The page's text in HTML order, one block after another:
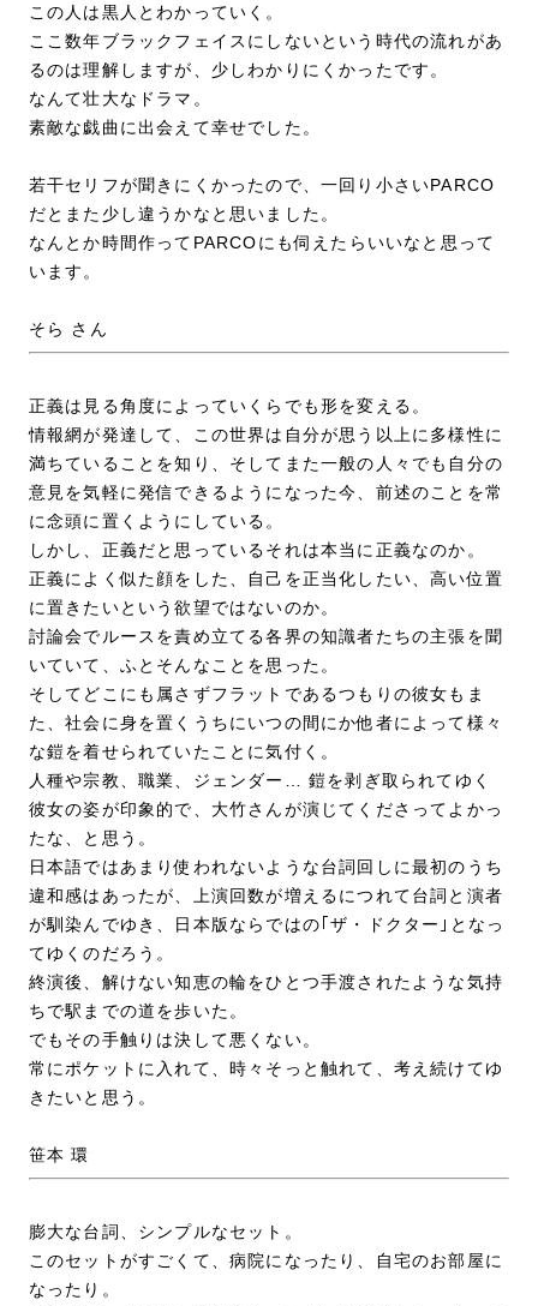
この人は黒人とわかっていく。
ここ数年ブラックフェイスにしないという時代の流れがあ
るのは理解しますが、少しわかりにくかったです。
なんて壮大なドラマ。
素敵な戯曲に出会えて幸せでした。
若干セリフが聞きにくかったので、一回り小さいPARCO
だとまた少し違うかなと思いました。
なんとか時間作ってPARCOにも伺えたらいいなと思って
います。
そら さん
正義は見る角度によっていくらでも形を変える。
情報網が発達して、この世界は自分が思う以上に多様性に
満ちていることを知り、そしてまた一般の人々でも自分の
意見を気軽に発信できるようになった今、前述のことを常
に念頭に置くようにしている。
しかし、正義だと思っているそれは本当に正義なのか。
正義によく似た顔をした、自己を正当化したい、高い位置
に置きたいという欲望ではないのか。
討論会でルースを責め立てる各界の知識者たちの主張を聞
いていて、ふとそんなことを思った。
そしてどこにも属さずフラットであるつもりの彼女もま
た、社会に身を置くうちにいつの間にか他者によって様々
な鎧を着せられていたことに気付く。
人種や宗教、職業、ジェンダー… 鎧を剥ぎ取られてゆく
彼女の姿が印象的で、大竹さんが演じてくださってよかっ
たな、と思う。
日本語ではあまり使われないような台詞回しに最初のうち
違和感はあったが、上演回数が増えるにつれて台詞と演者
が馴染んでゆき、日本版ならではの｢ザ・ドクター｣となっ
てゆくのだろう。
終演後、解けない知恵の輪をひとつ手渡されたような気持
ちで駅までの道を歩いた。
でもその手触りは決して悪くない。
常にポケットに入れて、時々そっと触れて、考え続けてゆ
きたいと思う。
笹本 環
膨大な台詞、シンプルなセット。
このセットがすごくて、病院になったり、自宅のお部屋に
なったり。